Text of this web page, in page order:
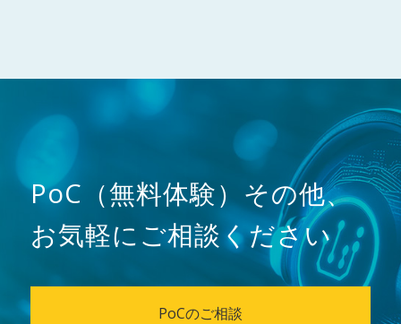
PoC（無料体験）その他、
お気軽にご相談ください
PoCのご相談